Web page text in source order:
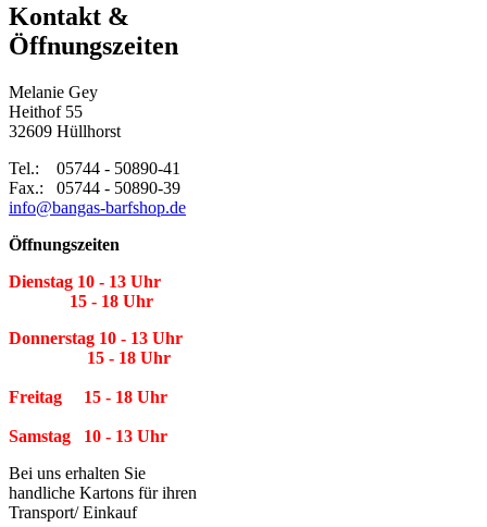
Kontakt &
Öffnungszeiten
Melanie Gey
Heithof 55
32609 Hüllhorst
Tel.: 05744 - 50890-41
Fax.: 05744 - 50890-39
info@bangas-barfshop.de
Öffnungszeiten
Dienstag 10 - 13 Uhr
15 - 18 Uhr
Donnerstag 10 - 13 Uhr
15 - 18 Uhr
Freitag 15 - 18 Uhr
Samstag 10 - 13 Uhr
Bei uns erhalten Sie
handliche Kartons für ihren
Transport/ Einkauf